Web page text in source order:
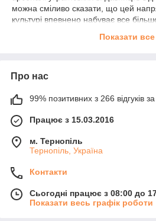
можна сміливо сказати, що цей
культурі впевнено набуває все
армія палких поціновувачів та
від буденності, а не книгу із текстом
Чим заворожують комікси
Комікси – це історії у зображеннях,
особливий напрямок, для
повністю зануритися у матеріал,
живими в уяві читача. Тоді книга-
правильно, залпом, за пару годин.
максимум вражень та емоцій.
Показати все
Про нас
99% позитивних з 266 відгуків за
Працює з 15.03.2016
м. Тернопіль
Тернопіль, Україна
Контакти
Сьогодні працює з 08:00 до
Показати весь графік роботи